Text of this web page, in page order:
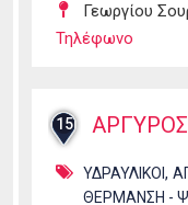
Γεωργίου
Τηλέφωνο
15
ΥΔΡΑΥΛΙΚΟΙ ,
ΘΕΡΜΑΝΣΗ -